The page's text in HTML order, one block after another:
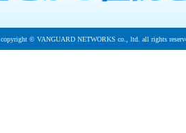
copyright © VANGUARD NETWORKS co., ltd. all rights